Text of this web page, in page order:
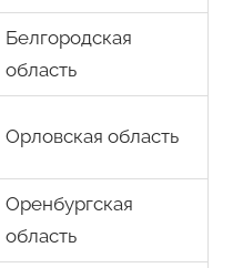
Белгородская
область
Орловская область
Оренбургская
область